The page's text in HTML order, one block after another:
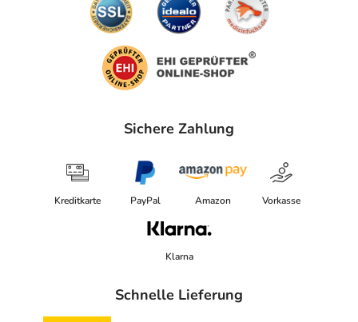
Sichere Zahlung
Kreditkarte PayPal Amazon Vorkasse
Klarna
Schnelle Lieferung